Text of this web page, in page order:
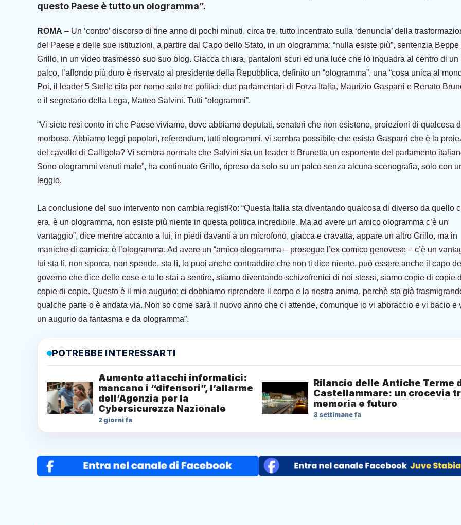
questo Paese è tutto un ologramma”.
ROMA – Un ‘contro’ discorso di fine anno di pochi minuti, circa tre, tutto incentrato sulla ‘denuncia’ della
del Paese e delle sue istituzioni, a partire dal Capo dello Stato, in un ologramma: “nulla esiste più”, sentenzia Beppe
Grillo, in un video trasmesso suo suo blog. Giacca chiara, pantaloni scuri ed una luce che lo inquadra al centro di un
palco, l’affondo più duro è riservato al presidente della Repubblica, definito un “ologramma”, una “cosa unica al
Poi, il leader 5 Stelle cita per nome solo tre politici: due parlamentari di Forza Italia, Maurizio Gasparri e Renato
e il segretario della Lega, Matteo Salvini. Tutti “ologrammi”.
“Vi siete resi conto in che Paese viviamo, dove abbiamo deputati, senatori che non esistono, proiezioni di qualcosa
morboso. Abbiamo leggi popolari, referendum, tutti ologrammi, vi sembra possibile che esista Gasparri che è la
del cavallo di Calligola? Vi sembra normale che Salvini sia un leader e Brunetta un esponente del parlamento
Sono ologrammi venuti male”, ha continuato Grillo, ripreso da solo su un palco senza alcuna scenografia, solo con
leggio.
La conclusione del suo intervento non cambia registRo: “Questa Italia sta diventando qualcosa di diverso da quello
era, è un ologramma, non esiste più niente in questa politica incredibile. Ma ad avere un amico ologramma c’è un
vantaggio”, dice mentre accanto a lui, in piedi davanti a un microfono, giacca e cravatta, appare un altro Grillo, ma in
maniche di camicia: è l’ologramma. Ad avere un “amico ologramma – prosegue l’ex comico genovese – c’è un
lui sta lì, non sporca, non spende, sta lì, lo puoi anche contraddire che non ti dice niente, può essere anche il capo
governo che dice delle cose e tu lo stai a sentire, stiamo diventando schizofrenici di noi stessi, siamo copie di copie
copie di copie. Questo è il mio augurio: ci dobbiamo riprendere il corpo e la nostra anima, perchè sta già
qualche parte o è andata via. Non so come sarà il nuovo anno che ci attende, comunque io vi abbraccio e vi bacio e
un augurio da fantasma e da ologramma”.
POTREBBE INTERESSARTI
Aumento attacchi informatici:
mancano i “difensori”, l’allarme
dell’Agenzia per la
Cybersicurezza Nazionale
2 giorni fa
Rilancio delle Antiche Terme
Castellammare: un crocevia
memoria e futuro
3 settimane fa